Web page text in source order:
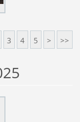
3 4 5 > >>